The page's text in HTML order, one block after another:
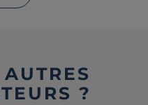
?